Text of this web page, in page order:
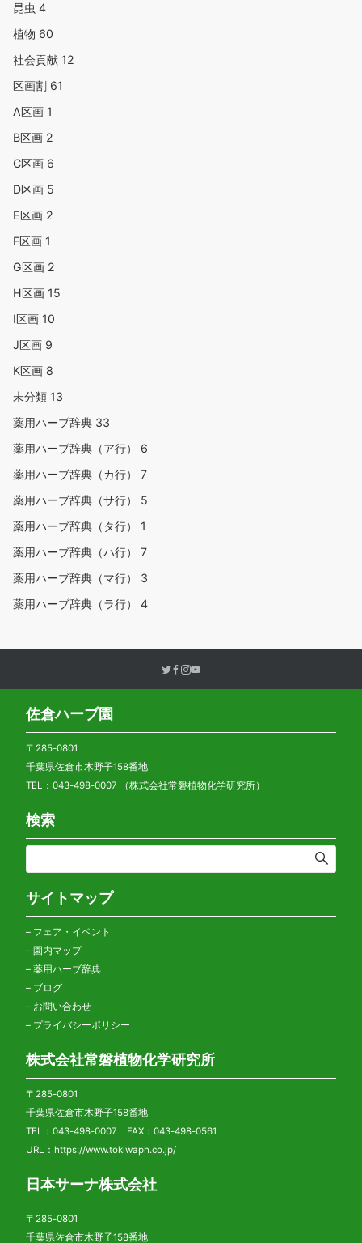
昆虫 4
植物 60
社会貢献 12
区画割 61
A区画 1
B区画 2
C区画 6
D区画 5
E区画 2
F区画 1
G区画 2
H区画 15
I区画 10
J区画 9
K区画 8
未分類 13
薬用ハーブ辞典 33
薬用ハーブ辞典（ア行） 6
薬用ハーブ辞典（カ行） 7
薬用ハーブ辞典（サ行） 5
薬用ハーブ辞典（タ行） 1
薬用ハーブ辞典（ハ行） 7
薬用ハーブ辞典（マ行） 3
薬用ハーブ辞典（ラ行） 4
佐倉ハーブ園
〒285-0801
千葉県佐倉市木野子158番地
TEL：043-498-0007 （株式会社常磐植物化学研究所）
検索
サイトマップ
– フェア・イベント
– 園内マップ
– 薬用ハーブ辞典
– ブログ
– お問い合わせ
– プライバシーポリシー
株式会社常磐植物化学研究所
〒285-0801
千葉県佐倉市木野子158番地
TEL：043-498-0007 FAX：043-498-0561
URL： https://www.tokiwaph.co.jp/
日本サーナ株式会社
〒285-0801
千葉県佐倉市木野子158番地